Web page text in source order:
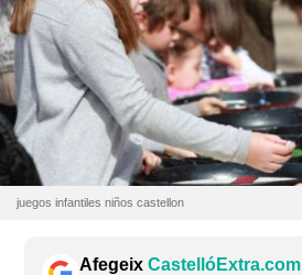
juegos infantiles niños castellon
Afegeix CastellóExtra.com